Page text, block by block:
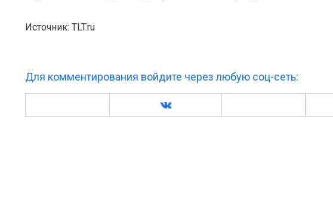
Источник: TLT.ru
Для комментирования войдите через любую соц-сеть: